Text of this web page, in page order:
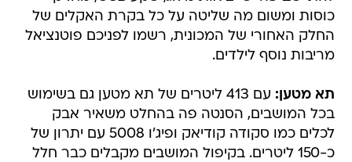
כוסות ומשום מה שליטה על כל בקרת האקלים של
החלק האחורי של המכונית, רשמו לפניכם פוטנציאל
מריבות נוסף לילדים.
תא מטען:
עם 413 ליטרים של תא מטען גם בשימוש
בכל המושבים, הסנטה פה בהחלט משאיר אבק
לכלים כמו סקודה קודיאק ופיג'ו 5008 עם יתרון של
כ-150 ליטרים. בקיפול המושבים מקבלים כבר חלל